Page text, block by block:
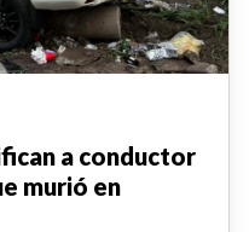
a conductor
murió en